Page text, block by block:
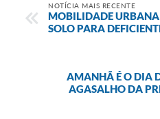
NOTÍCIA MAIS RECENTE
MOBILIDADE
SOLO PARA
AMANHÃ É O DIA
AGASALHO DA